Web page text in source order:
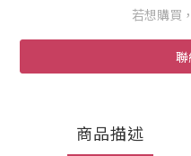
若想購買
商品描述